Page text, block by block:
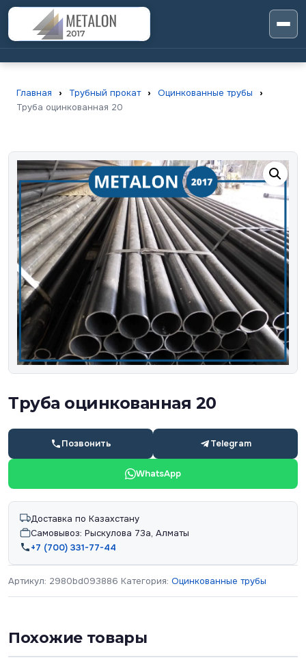
Главная › Трубный прокат › Оцинкованные трубы
›
Труба оцинкованная 20
Труба оцинкованная 20
Позвонить Telegram
WhatsApp
Доставка по Казахстану
Самовывоз: Рыскулова 73а, Алматы
+7 (700) 331-77-44
Артикул: 2980bd093886 Категория: Оцинкованные трубы
Похожие товары